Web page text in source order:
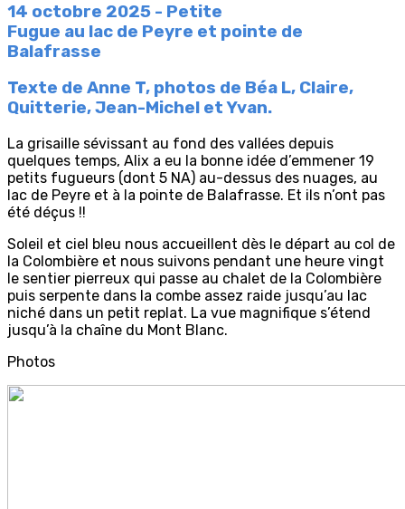
14 octobre 2025 - Petite
Fugue au lac de Peyre et pointe de
Balafrasse
Texte de Anne T, photos de Béa L, Claire,
Quitterie, Jean-Michel et Yvan.
La grisaille sévissant au fond des vallées depuis
quelques temps, Alix a eu la bonne idée d’emmener 19
petits fugueurs (dont 5 NA) au-dessus des nuages, au
lac de Peyre et à la pointe de Balafrasse. Et ils n’ont pas
été déçus !!
Soleil et ciel bleu nous accueillent dès le départ au col de
la Colombière et nous suivons pendant une heure vingt
le sentier pierreux qui passe au chalet de la Colombière
puis serpente dans la combe assez raide jusqu’au lac
niché dans un petit replat. La vue magnifique s’étend
jusqu’à la chaîne du Mont Blanc.
Photos